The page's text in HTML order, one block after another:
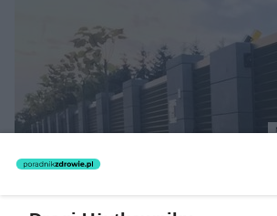
Beninca. Najszybsza,